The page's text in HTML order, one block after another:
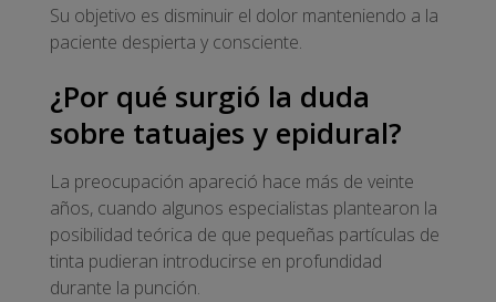
Su objetivo es disminuir el dolor manteniendo a la
paciente despierta y consciente.
¿Por qué surgió la duda
sobre tatuajes y epidural?
La preocupación apareció hace más de veinte
años, cuando algunos especialistas plantearon la
posibilidad teórica de que pequeñas partículas de
tinta pudieran introducirse en profundidad
durante la punción.